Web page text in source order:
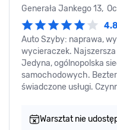
Generała Jankego 13,
4.8
Auto Szyby: naprawa,
wycieraczek.
Jedyna, ogólnopolska
samochodowych.
świadczone usługi.
Warsztat nie